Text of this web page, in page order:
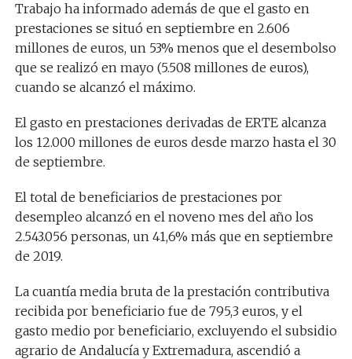
Trabajo ha informado además de que el gasto en
prestaciones se situó en septiembre en 2.606
millones de euros, un 53% menos que el desembolso
que se realizó en mayo (5.508 millones de euros),
cuando se alcanzó el máximo.
El gasto en prestaciones derivadas de ERTE alcanza
los 12.000 millones de euros desde marzo hasta el 30
de septiembre.
El total de beneficiarios de prestaciones por
desempleo alcanzó en el noveno mes del año los
2.543.056 personas, un 41,6% más que en septiembre
de 2019.
La cuantía media bruta de la prestación contributiva
recibida por beneficiario fue de 795,3 euros, y el
gasto medio por beneficiario, excluyendo el subsidio
agrario de Andalucía y Extremadura, ascendió a